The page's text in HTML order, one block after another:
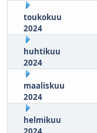
toukokuu
2024
huhtikuu
2024
maaliskuu
2024
helmikuu